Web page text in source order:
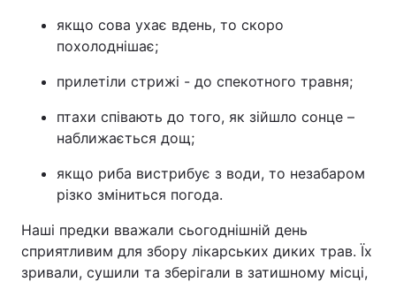
якщо сова ухає вдень, то скоро
похолоднішає;
прилетіли стрижі - до спекотного травня;
птахи співають до того, як зійшло сонце –
наближається дощ;
якщо риба вистрибує з води, то незабаром
різко зміниться погода.
Наші предки вважали сьогоднішній день
сприятливим для збору лікарських диких трав. Їх
зривали, сушили та зберігали в затишному місці,